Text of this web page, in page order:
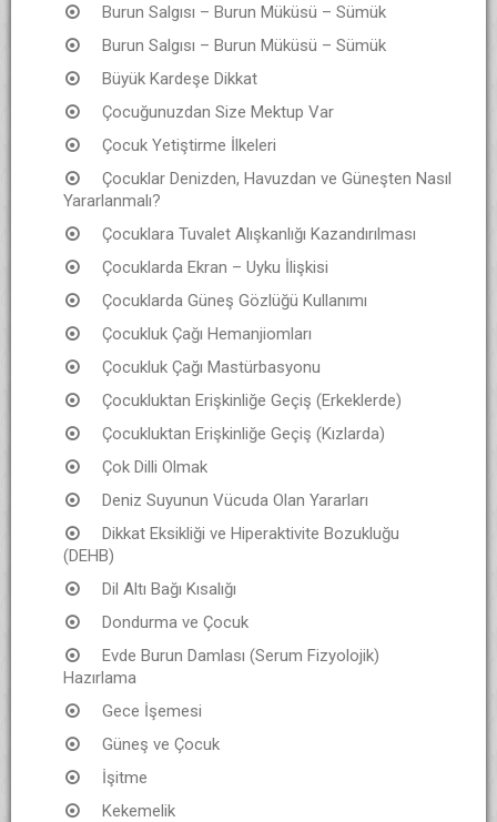
Burun Salgısı – Burun Müküsü – Sümük
Burun Salgısı – Burun Müküsü – Sümük
Büyük Kardeşe Dikkat
Çocuğunuzdan Size Mektup Var
Çocuk Yetiştirme İlkeleri
Çocuklar Denizden, Havuzdan ve Güneşten Nasıl
Yararlanmalı?
Çocuklara Tuvalet Alışkanlığı Kazandırılması
Çocuklarda Ekran – Uyku İlişkisi
Çocuklarda Güneş Gözlüğü Kullanımı
Çocukluk Çağı Hemanjiomları
Çocukluk Çağı Mastürbasyonu
Çocukluktan Erişkinliğe Geçiş (Erkeklerde)
Çocukluktan Erişkinliğe Geçiş (Kızlarda)
Çok Dilli Olmak
Deniz Suyunun Vücuda Olan Yararları
Dikkat Eksikliği ve Hiperaktivite Bozukluğu
(DEHB)
Dil Altı Bağı Kısalığı
Dondurma ve Çocuk
Evde Burun Damlası (Serum Fizyolojik)
Hazırlama
Gece İşemesi
Güneş ve Çocuk
İşitme
Kekemelik